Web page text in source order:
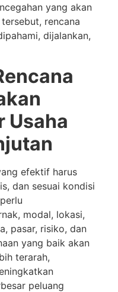
yang akan
rencana
dijalankan,
Usaha
efektif harus
dan sesuai kondisi
modal, lokasi,
pasar, risiko, dan
yang baik akan
terarah,
peluang